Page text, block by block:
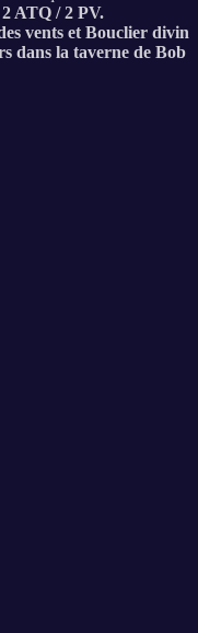
ATQ / 2 PV.
vents et Bouclier divin
dans la taverne de Bob